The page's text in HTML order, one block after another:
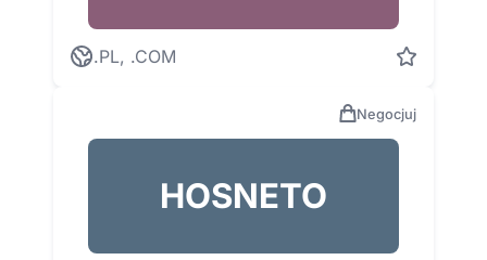
.PL, .COM
Negocjuj
HOSNETO